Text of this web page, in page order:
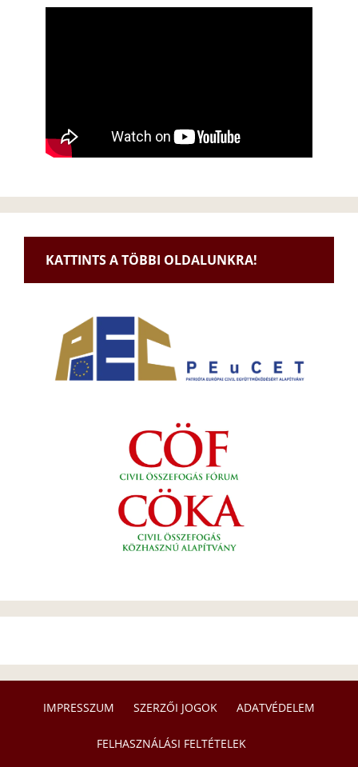
KATTINTS A TÖBBI OLDALUNKRA!
IMPRESSZUM SZERZŐI JOGOK ADATVÉDELEM
FELHASZNÁLÁSI FELTÉTELEK